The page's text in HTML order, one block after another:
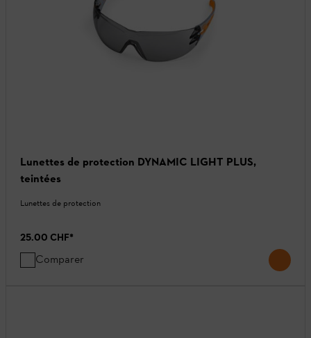
Lunettes de protection DYNAMIC LIGHT PLUS,
teintées
Lunettes de protection
25.00 CHF*
Comparer